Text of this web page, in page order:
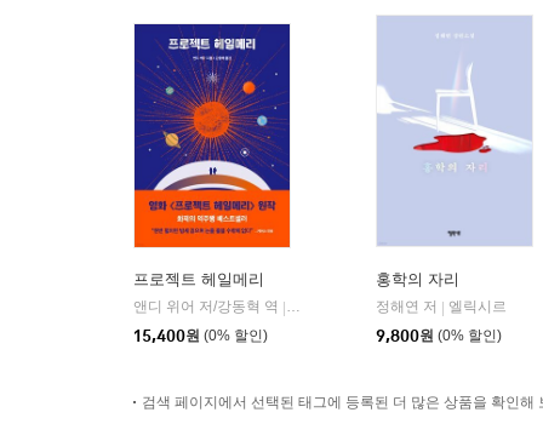
프로젝트 헤일메리
앤디 위어 저/강동혁 역 |
알에이치코리아(RHK)
15,400원 (0% 할인)
홍학의 자리
정해연 저 | 엘릭시르
9,800원 (0% 할인)
검색 페이지에서 선택된 태그에 등록된 더 많은 상품을 확인해